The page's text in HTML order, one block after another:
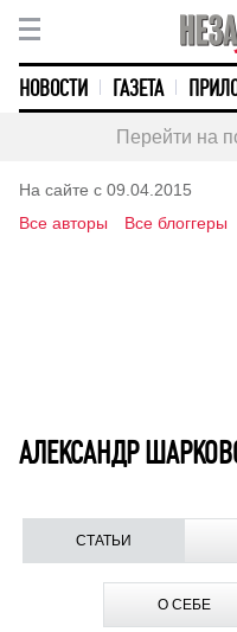
НОВОСТИ ГАЗЕТА
Перейти на
На сайте с 09.04.2015
Все авторы
Все блоггеры
АЛЕКСАНДР
СТАТЬИ
О СЕБЕ